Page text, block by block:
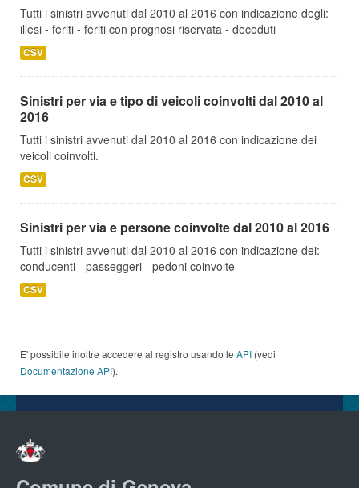
Tutti i sinistri avvenuti dal 2010 al 2016 con indicazione degli:
illesi - feriti - feriti con prognosi riservata - deceduti
CSV
Sinistri per via e tipo di veicoli coinvolti dal 2010 al
2016
Tutti i sinistri avvenuti dal 2010 al 2016 con indicazione dei
veicoli coinvolti.
CSV
Sinistri per via e persone coinvolte dal 2010 al 2016
Tutti i sinistri avvenuti dal 2010 al 2016 con indicazione dei:
conducenti - passeggeri - pedoni coinvolte
CSV
E' possibile inoltre accedere al registro usando le API (vedi
Documentazione API).